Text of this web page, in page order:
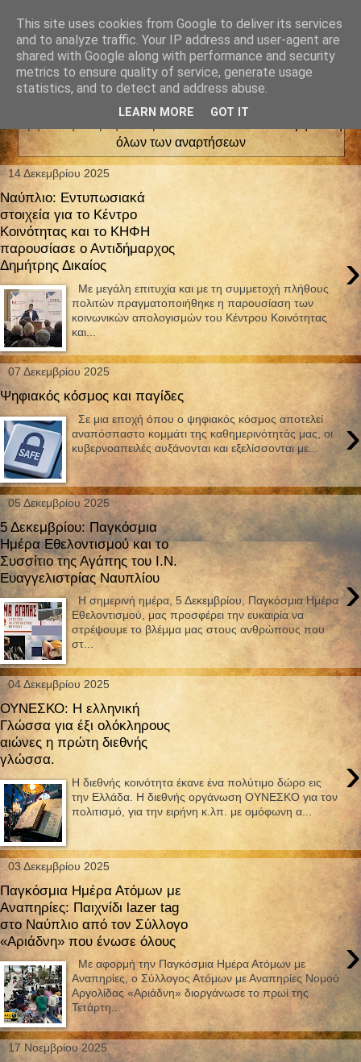
όλων των αναρτήσεων
14 Δεκεμβρίου 2025
Ναύπλιο: Εντυπωσιακά
στοιχεία για το Κέντρο
Κοινότητας και το ΚΗΦΗ
παρουσίασε ο Αντιδήμαρχος
Δημήτρης Δικαίος
›
Με μεγάλη επιτυχία και με τη συμμετοχή πλήθους
πολιτών πραγματοποιήθηκε η παρουσίαση των
κοινωνικών απολογισμών του Κέντρου Κοινότητας
και...
07 Δεκεμβρίου 2025
Ψηφιακός κόσμος και παγίδες
›
Σε μια εποχή όπου ο ψηφιακός κόσμος αποτελεί
αναπόσπαστο κομμάτι της καθημερινότητάς μας, οι
κυβερνοαπειλές αυξάνονται και εξελίσσονται με...
05 Δεκεμβρίου 2025
5 Δεκεμβρίου: Παγκόσμια
Ημέρα Εθελοντισμού και το
Συσσίτιο της Αγάπης του Ι.Ν.
Ευαγγελιστρίας Ναυπλίου
›
Η σημερινή ημέρα, 5 Δεκεμβρίου, Παγκόσμια Ημέρα
Εθελοντισμού, μας προσφέρει την ευκαιρία να
στρέψουμε το βλέμμα μας στους ανθρώπους που
στ...
04 Δεκεμβρίου 2025
ΟΥΝΕΣΚΟ: Η ελληνική
Γλώσσα για έξι ολόκληρους
αιώνες η πρώτη διεθνής
γλώσσα.
›
Η διεθνής κοινότητα έκανε ένα πολύτιμο δώρο εις
την Ελλάδα. Η διεθνής οργάνωση ΟΥΝΕΣΚΟ για τον
πολιτισμό, για την ειρήνη κ.λπ. με ομόφωνη α...
03 Δεκεμβρίου 2025
Παγκόσμια Ημέρα Ατόμων με
Αναπηρίες: Παιχνίδι lazer tag
στο Ναύπλιο από τον Σύλλογο
«Αριάδνη» που ένωσε όλους
›
Με αφορμή την Παγκόσμια Ημέρα Ατόμων με
Αναπηρίες, ο Σύλλογος Ατόμων με Αναπηρίες Νομού
Αργολίδας «Αριάδνη» διοργάνωσε το πρωί της
Τετάρτη...
17 Νοεμβρίου 2025
This site uses cookies from Google to deliver its services
and to analyze traffic. Your IP address and user-agent are
shared with Google along with performance and security
metrics to ensure quality of service, generate usage
statistics, and to detect and address abuse.
LEARN MORE GOT IT